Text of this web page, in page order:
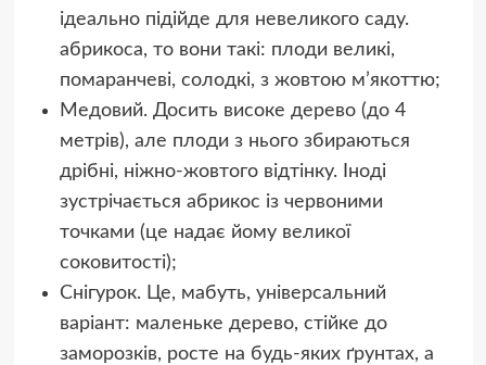
ідеально підійде для невеликого саду.
абрикоса, то вони такі: плоди великі,
помаранчеві, солодкі, з жовтою м’якоттю;
Медовий. Досить високе дерево (до 4
метрів), але плоди з нього збираються
дрібні, ніжно-жовтого відтінку. Іноді
зустрічається абрикос із червоними
точками (це надає йому великої
соковитості);
Снігурок. Це, мабуть, універсальний
варіант: маленьке дерево, стійке до
заморозків, росте на будь-яких ґрунтах, а